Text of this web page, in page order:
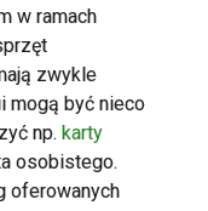
w ramach
zwykle
mogą być nieco
np. karty
osobistego.
oferowanych